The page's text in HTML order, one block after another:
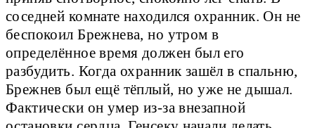
соседней комнате находился охранник. Он не
беспокоил Брежнева, но утром в
определённое время должен был его
разбудить. Когда охранник зашёл в спальню,
Брежнев был ещё тёплый, но уже не дышал.
Фактически он умер из-за внезапной